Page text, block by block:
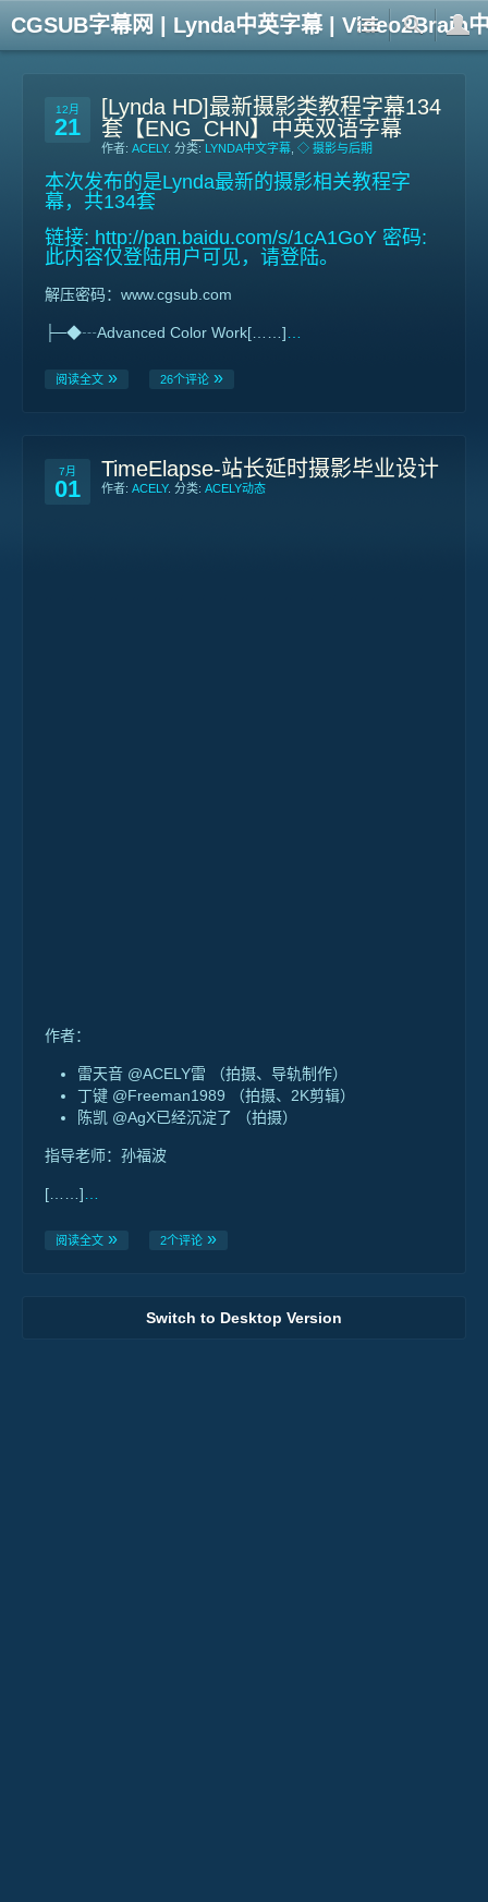
CGSUB字幕网 | Lynda中英字幕 | Video2Brain
12月
21
[Lynda HD]最新摄影类教程字幕134
套【ENG_CHN】中英双语字幕
作者: ACELY. 分类: LYNDA中文字幕 ◇ 摄影与后期
本次发布的是Lynda最新的摄影相关教程字
幕，共134套
链接: http://pan.baidu.com/s/1cA1GoY 密码:
此内容仅登陆用户可见，请登陆。
解压密码：www.cgsub.com
├─◆┄Advanced Color Work[……]
阅读全文 26个评论
7月
01
TimeElapse-站长延时摄影毕业设计
作者: ACELY. 分类: ACELY动态
作者：
雷天音 @ACELY雷 （拍摄、导轨制作）
丁键 @Freeman1989 （拍摄、2K剪辑）
陈凯 @AgX已经沉淀了 （拍摄）
指导老师：孙福波
[……]
阅读全文 2个评论
Switch to Desktop Version